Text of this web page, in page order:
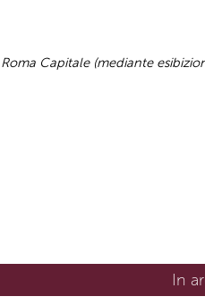
Capitale (mediante
In